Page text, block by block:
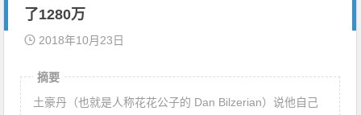
了1280万
2018年10月23日
摘要
土豪丹（也就是人称花花公子的 Dan Bilzerian）说他自己